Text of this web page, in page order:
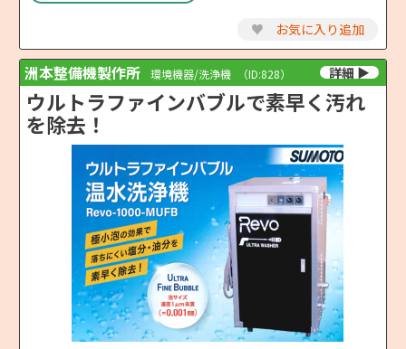
♥ お気に入り追加
洲本整備機製作所 環境機器/洗浄機 （ID:828）
ウルトラファインバブルで素早く汚れ
を除去！